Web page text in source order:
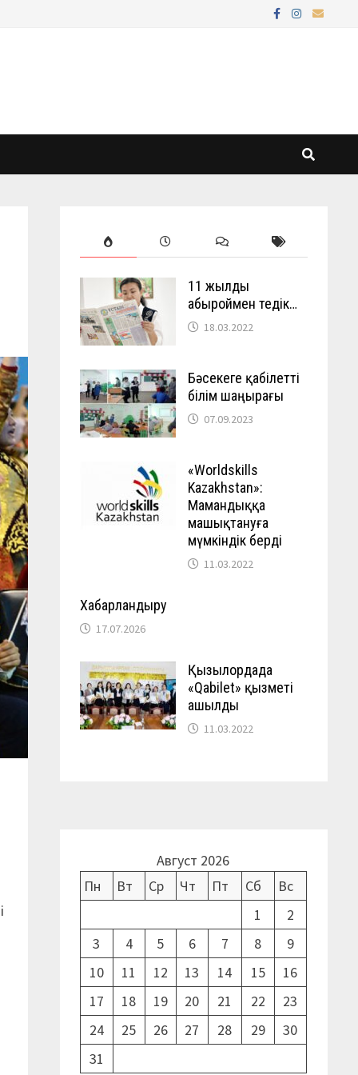
11 жылды
абыроймен өтедік…
18.03.2022
Бәсекеге қабілетті
білім шаңырағы
07.09.2023
«Worldskills
Kazakhstan»:
Мамандыққа
машықтануға
мүмкіндік берді
11.03.2022
Хабарландыру
17.07.2026
Қызылордада
«Qabilet» қызметі
ашылды
11.03.2022
Август 2026
Пн
Вт Ср Чт Пт Сб
Вс
1
2
3
4 5 6 7 8
9
10
11 12 13 14 15
16
17
18 19 20 21 22
23
24
25 26 27 28 29
30
31